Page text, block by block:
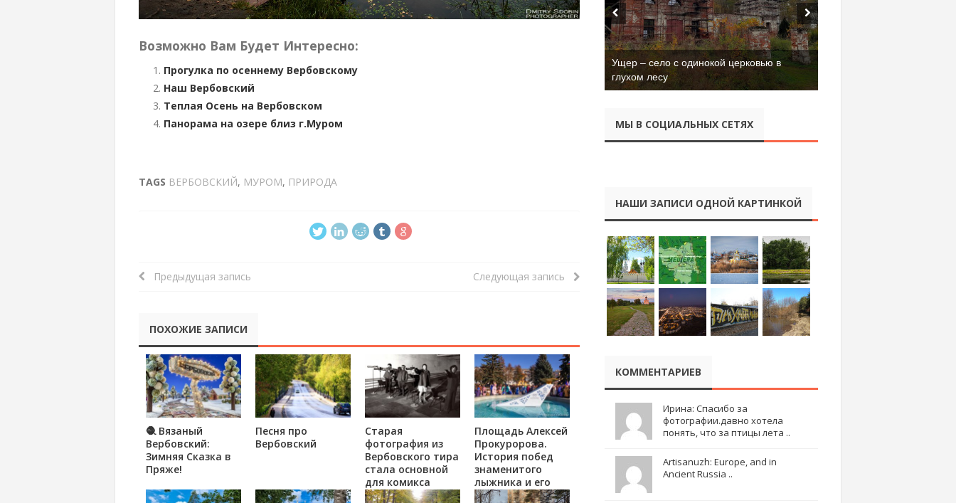
Возможно Вам Будет Интересно:
Прогулка по осеннему Вербовскому
Наш Вербовский
Теплая Осень на Вербовском
Панорама на озере близ г.Муром
TAGS ВЕРБОВСКИЙ, МУРОМ, ПРИРОДА
Предыдущая запись Следующая запись
ПОХОЖИЕ ЗАПИСИ
🧶 Вязаный
Вербовский:
Зимняя Сказка в
Пряже!
Песня про
Вербовский
Старая
фотография из
Вербовского тира
стала основной
для комикса
Площадь Алексей
Прокуророва.
История побед
знаменитого
лыжника и его
судьба.
Ущер – село с одинокой церковью в
глухом лесу
МЫ В СОЦИАЛЬНЫХ СЕТЯХ
НАШИ ЗАПИСИ ОДНОЙ КАРТИНКОЙ
КОММЕНТАРИЕВ
Ирина: Спасибо за
фотографии.давно хотела
понять, что за птицы лета ..
Artisanuzh: Europe, and in
Ancient Russia ..